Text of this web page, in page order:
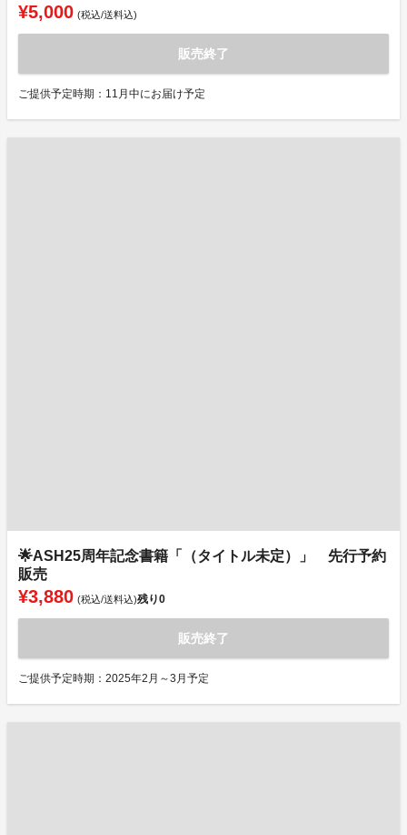
¥5,000 (税込/送料込)
販売終了
ご提供予定時期：11月中にお届け予定
🌟ASH25周年記念書籍「（タイトル未定）」 先行予約
販売
¥3,880 (税込/送料込)残り0
販売終了
ご提供予定時期：2025年2月～3月予定